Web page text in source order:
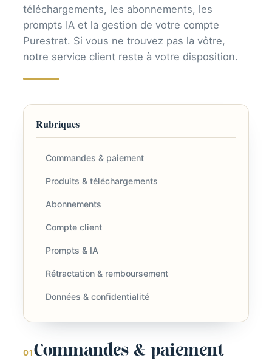
téléchargements, les abonnements, les
prompts IA et la gestion de votre compte
Purestrat. Si vous ne trouvez pas la vôtre,
notre service client reste à votre disposition.
Rubriques
Commandes & paiement
Produits & téléchargements
Abonnements
Compte client
Prompts & IA
Rétractation & remboursement
Données & confidentialité
01Commandes & paiement